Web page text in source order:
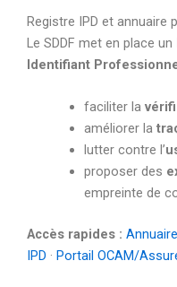
Registre IPD et annuaire
Le SDDF met en place un
Identifiant
faciliter la
améliorer la
lutter contre l’
proposer des
empreinte de
Accès rapides :
IPD · Portail OCAM/